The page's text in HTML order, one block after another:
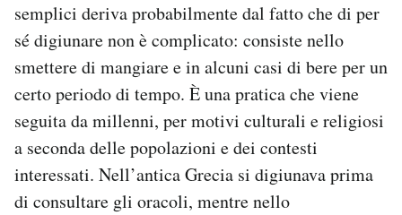
semplici deriva probabilmente dal fatto che di per
sé digiunare non è complicato: consiste nello
smettere di mangiare e in alcuni casi di bere per un
certo periodo di tempo. È una pratica che viene
seguita da millenni, per motivi culturali e religiosi
a seconda delle popolazioni e dei contesti
interessati. Nell’antica Grecia si digiunava prima
di consultare gli oracoli, mentre nello